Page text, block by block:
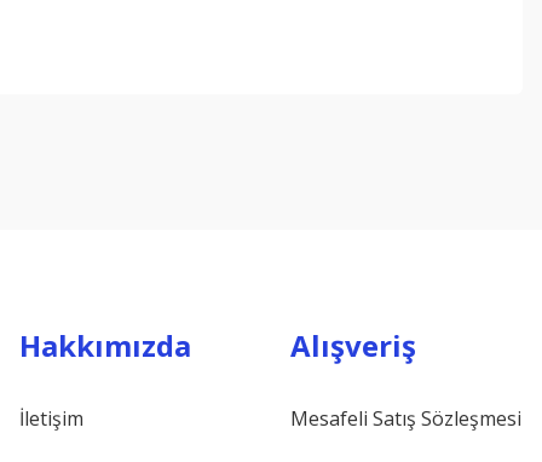
Hakkımızda
İletişim
Alışveriş
Mesafeli Satış Sözleşmesi